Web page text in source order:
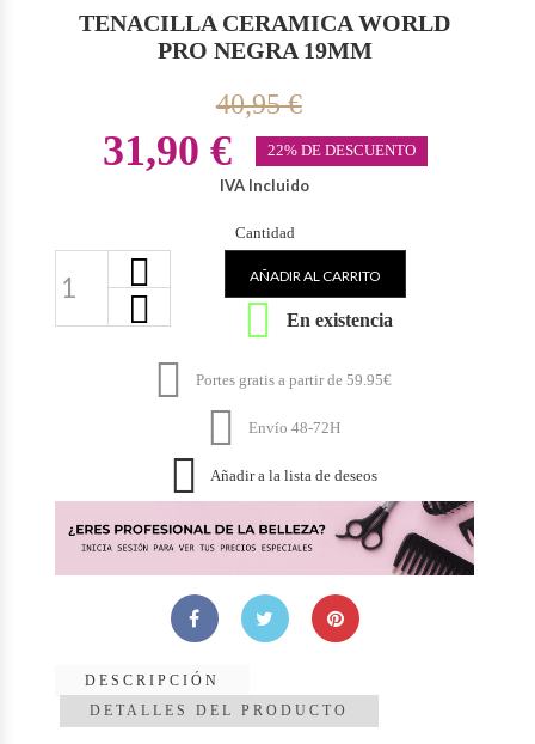
TENACILLA CERAMICA WORLD
PRO NEGRA 19MM
40,95 €
31,90 € 22% DE DESCUENTO
IVA Incluido
Cantidad
AÑADIR AL CARRITO
 En existencia
 Portes gratis a partir de 59.95€
 Envío 48-72H
 Añadir a la lista de deseos
DESCRIPCIÓN
DETALLES DEL PRODUCTO